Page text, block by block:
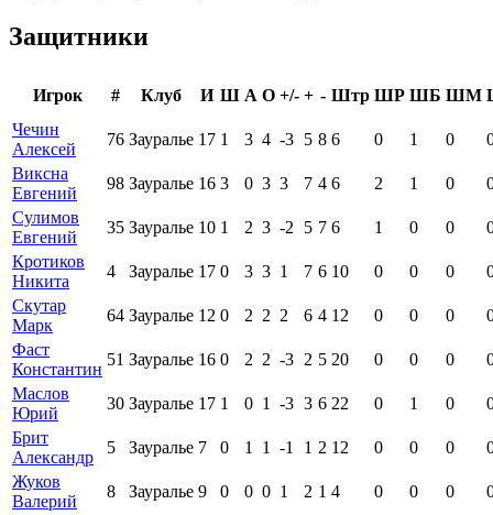
Защитники
Игрок # Клуб И Ш А О +/- + - Штр ШР ШБ ШМ
Чечин
Алексей
76 Зауралье 17 1 3 4 -3 5 8 6 0 1 0
Виксна
Евгений
98 Зауралье 16 3 0 3 3 7 4 6 2 1 0
Сулимов
Евгений
35 Зауралье 10 1 2 3 -2 5 7 6 1 0 0
Кротиков
Никита
4 Зауралье 17 0 3 3 1 7 6 10 0 0 0
Скутар
Марк
64 Зауралье 12 0 2 2 2 6 4 12 0 0 0
Фаст
Константин
51 Зауралье 16 0 2 2 -3 2 5 20 0 0 0
Маслов
Юрий
30 Зауралье 17 1 0 1 -3 3 6 22 0 1 0
Брит
Александр
5 Зауралье 7 0 1 1 -1 1 2 12 0 0 0
Жуков
Валерий
8 Зауралье 9 0 0 0 1 2 1 4 0 0 0